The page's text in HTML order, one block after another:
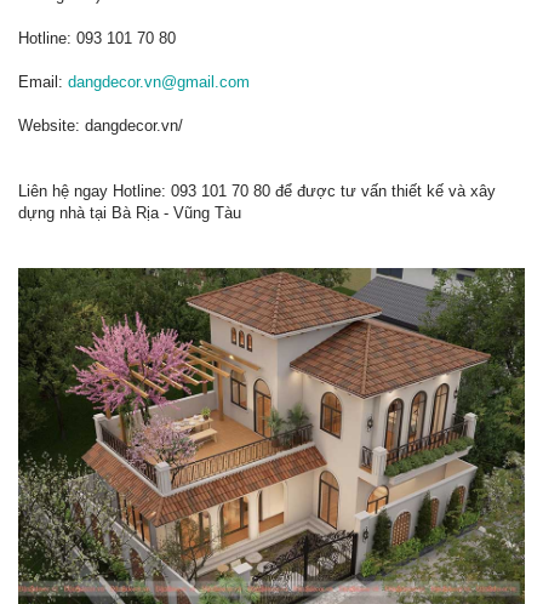
Hotline: 093 101 70 80
Email: dangdecor.vn@gmail.com
Website: dangdecor.vn/
Liên hệ ngay Hotline: 093 101 70 80 để được tư vấn thiết kế và xây
dựng nhà tại Bà Rịa - Vũng Tàu